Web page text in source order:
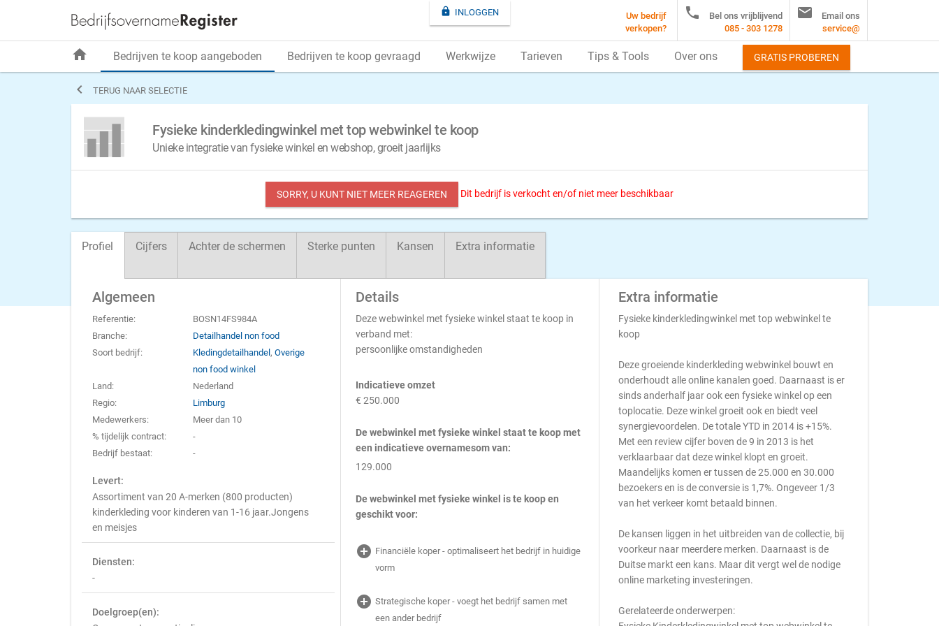
 TERUG NAAR SELECTIE
Fysieke kinderkledingwinkel met top webwinkel te koop
Unieke integratie van fysieke winkel en webshop, groeit jaarlijks
SORRY, U KUNT NIET MEER REAGEREN Dit bedrijf is verkocht en/of niet meer beschikbaar
Profiel Cijfers Achter de schermen Sterke punten Kansen Extra informatie
Algemeen
Referentie:
BOSN14FS984A
Branche:
Detailhandel non food
Soort bedrijf:
Kledingdetailhandel,Overige
non food winkel
Land:
Nederland
Regio:
Limburg
Medewerkers:
Meer dan 10
% tijdelijk contract:
-
Bedrijf bestaat:
-
Levert:
Assortiment van 20 A-merken (800 producten)
kinderkleding voor kinderen van 1-16 jaar.Jongens
en meisjes
Diensten:
-
Doelgroep(en):
Details
Deze webwinkel met fysieke winkel staat te koop in
verband met:
persoonlijke omstandigheden
Indicatieve omzet
€ 250.000
De webwinkel met fysieke winkel staat te koop met
een indicatieve overnamesom van:
129.000
De webwinkel met fysieke winkel is te koop en
geschikt voor:
add_circle Financiële koper - optimaliseert het bedrijf in huidige
vorm
add_circle Strategische koper - voegt het bedrijf samen met
een ander bedrijf
Extra informatie
Fysieke kinderkledingwinkel met top webwinkel te
koop
Deze groeiende kinderkleding webwinkel bouwt en
onderhoudt alle online kanalen goed. Daarnaast is er
sinds anderhalf jaar ook een fysieke winkel op een
toplocatie. Deze winkel groeit ook en biedt veel
synergievoordelen. De totale YTD in 2014 is +15%.
Met een review cijfer boven de 9 in 2013 is het
verklaarbaar dat deze winkel klopt en groeit.
Maandelijks komen er tussen de 25.000 en 30.000
bezoekers en is de conversie is 1,7%. Ongeveer 1/3
van het verkeer komt betaald binnen.
De kansen liggen in het uitbreiden van de collectie, bij
voorkeur naar meerdere merken. Daarnaast is de
Duitse markt een kans. Maar dit vergt wel de nodige
online marketing investeringen.
Gerelateerde onderwerpen:
 INLOGGEN
Uw bedrijf
verkopen?

Bel ons vrijblijvend
085 - 303 1278

Email ons
service@
home Bedrijven te koop aangeboden Bedrijven te koop gevraagd Werkwijze Tarieven Tips & Tools Over ons GRATIS PROBEREN